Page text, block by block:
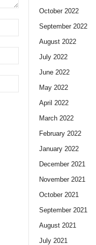
October 2022
September 2022
August 2022
July 2022
June 2022
May 2022
April 2022
March 2022
February 2022
January 2022
December 2021
November 2021
October 2021
September 2021
August 2021
July 2021